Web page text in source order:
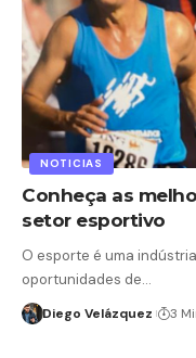
NOTICIAS
Conheça as
setor esportivo
O esporte é uma
oportunidades de…
Diego Velázquez 3